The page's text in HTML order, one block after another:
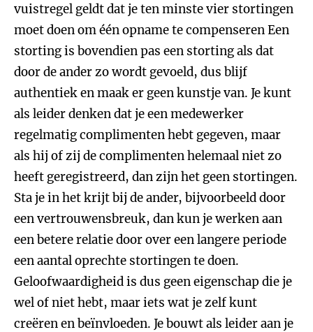
vuistregel geldt dat je ten minste vier stortingen
moet doen om één opname te compenseren Een
storting is bovendien pas een storting als dat
door de ander zo wordt gevoeld, dus blijf
authentiek en maak er geen kunstje van. Je kunt
als leider denken dat je een medewerker
regelmatig complimenten hebt gegeven, maar
als hij of zij de complimenten helemaal niet zo
heeft geregistreerd, dan zijn het geen stortingen.
Sta je in het krijt bij de ander, bijvoorbeeld door
een vertrouwensbreuk, dan kun je werken aan
een betere relatie door over een langere periode
een aantal oprechte stortingen te doen.
Geloofwaardigheid is dus geen eigenschap die je
wel of niet hebt, maar iets wat je zelf kunt
creëren en beïnvloeden. Je bouwt als leider aan je